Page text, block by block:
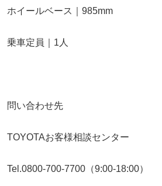
ホイールベース｜985mm
乗車定員｜1人
問い合わせ先
TOYOTAお客様相談センター
Tel.0800-700-7700（9:00-18:00）